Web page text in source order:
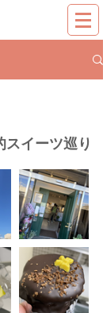
スイーツ巡り